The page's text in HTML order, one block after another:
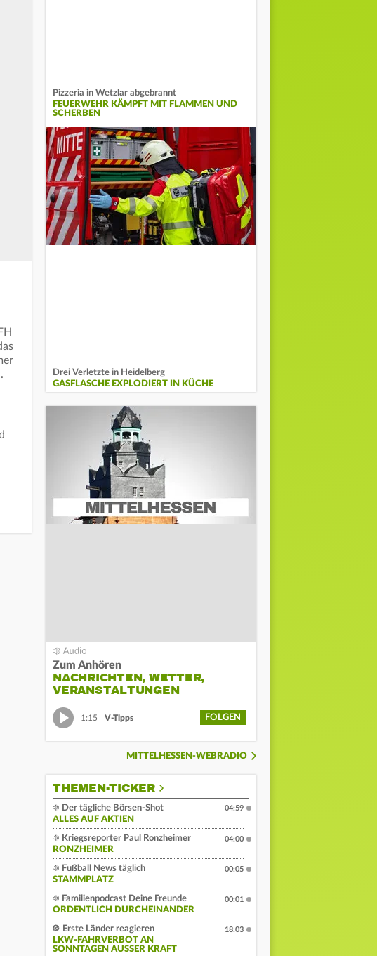
Pizzeria in Wetzlar abgebrannt
FEUERWEHR KÄMPFT MIT FLAMMEN UND
SCHERBEN
Drei Verletzte in Heidelberg
GASFLASCHE EXPLODIERT IN KÜCHE
Zum Anhören
NACHRICHTEN, WETTER,
VERANSTALTUNGEN
1:15 V-Tipps FOLGEN
MITTELHESSEN-WEBRADIO
THEMEN-TICKER
Der tägliche Börsen-Shot
ALLES AUF AKTIEN
04:59
Kriegsreporter Paul Ronzheimer
RONZHEIMER
04:00
Fußball News täglich
STAMMPLATZ
00:05
Familienpodcast Deine Freunde
ORDENTLICH DURCHEINANDER
00:01
Erste Länder reagieren
LKW-FAHRVERBOT AN
SONNTAGEN AUSSER KRAFT
18:03